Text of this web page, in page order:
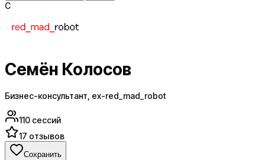
С
Семён Колосов
Бизнес-консультант, ex-red_mad_robot
110 сессий
17 отзывов
Сохранить